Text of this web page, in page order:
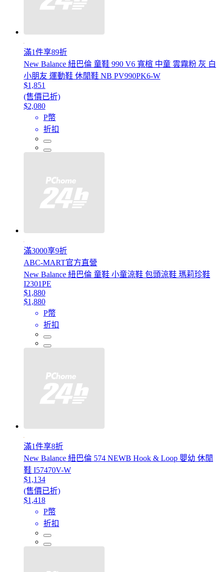
滿1件享89折
New Balance 紐巴倫 童鞋 990 V6 寬楦 中童 雲霧粉 灰 白
小朋友 運動鞋 休閒鞋 NB PV990PK6-W
$1,851
(售價已折)
$2,080
P幣
折扣
滿3000享9折
ABC-MART官方直營
New Balance 紐巴倫 童鞋 小童涼鞋 包頭涼鞋 瑪莉珍鞋
I2301PE
$1,880
$1,880
P幣
折扣
滿1件享8折
New Balance 紐巴倫 574 NEWB Hook & Loop 嬰幼 休閒
鞋 I57470V-W
$1,134
(售價已折)
$1,418
P幣
折扣